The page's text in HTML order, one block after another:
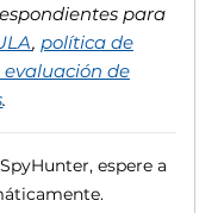
para
, política de
evaluación de
.
espere a